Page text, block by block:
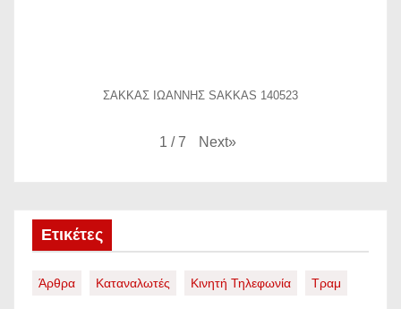
ΣΑΚΚΑΣ ΙΩΑΝΝΗΣ SAKKAS 140523
1 / 7 Next»
Ετικέτες
Άρθρα Καταναλωτές Κινητή Τηλεφωνία Τραμ